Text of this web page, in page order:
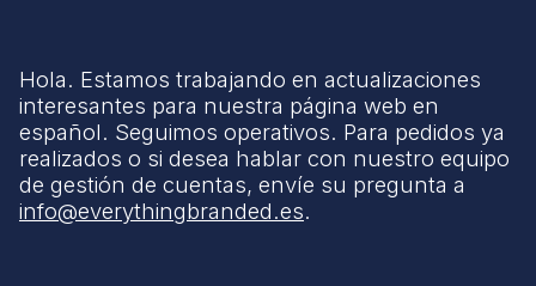
Hola. Estamos trabajando en actualizaciones
interesantes para nuestra página web en
español. Seguimos operativos. Para pedidos ya
realizados o si desea hablar con nuestro equipo
de gestión de cuentas, envíe su pregunta a
info@everythingbranded.es.